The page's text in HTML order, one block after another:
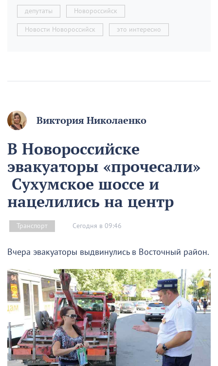
депутаты Новороссийск
Новости Новороссийск это интересно
Виктория Николаенко
В Новороссийске
эвакуаторы «прочесали»
Сухумское шоссе и
нацелились на центр
Транспорт Сегодня в 09:46
Вчера эвакуаторы выдвинулись в Восточный район.